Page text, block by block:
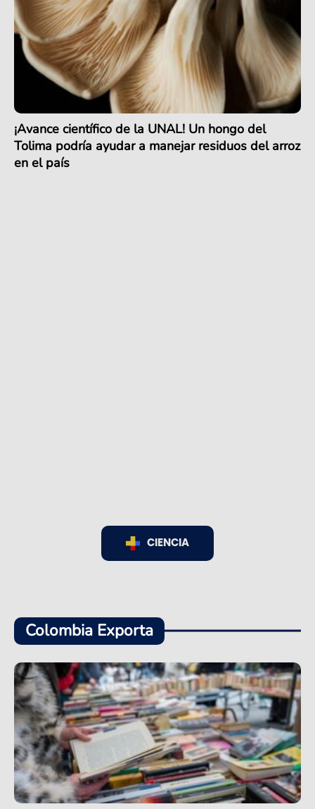
¡Avance científico de la UNAL! Un hongo del
Tolima podría ayudar a manejar residuos del arroz
en el país
CIENCIA
Colombia Exporta